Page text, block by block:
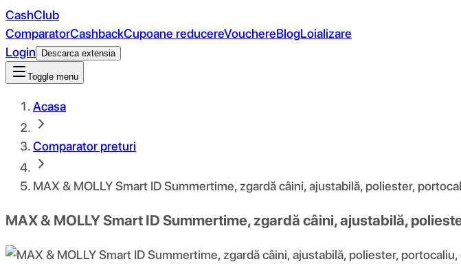
CashClub
ComparatorCashbackCupoane reducereVouchereBlogLoializare
Login
Descarca extensia
Toggle menu
Acasa
Comparator preturi
MAX & MOLLY Smart ID Summertime, zgardă câini, ajustabilă, poliester,
MAX & MOLLY Smart ID Summertime, zgardă câini, ajustabilă,